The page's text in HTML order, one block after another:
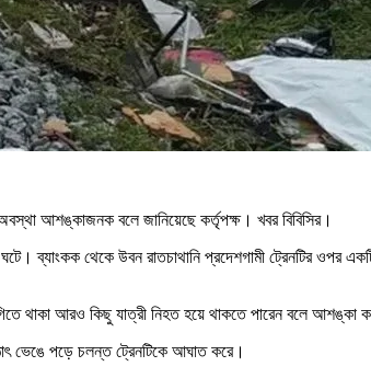
আশঙ্কাজনক বলে জানিয়েছে কর্তৃপক্ষ। খবর বিবিসির।
ব্যাংকক থেকে উবন রাতচাথানি প্রদেশগামী ট্রেনটির
থাকা আরও কিছু যাত্রী নিহত হয়ে থাকতে পারেন বলে আশঙ্কা
ভেঙে পড়ে চলন্ত ট্রেনটিকে আঘাত করে।